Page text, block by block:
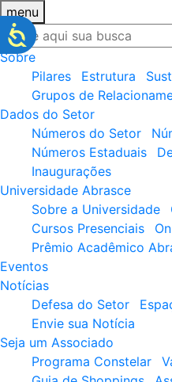
menu
Sobre
Pilares
Estrutura
Grupos de
Dados do Setor
Números do Setor
Números Estaduais
Inaugurações
Universidade Abrasce
Sobre a Universidade
Cursos Presenciais
Prêmio Acadêmico
Eventos
Notícias
Defesa do Setor
Envie sua Notícia
Seja um Associado
Programa Constelar